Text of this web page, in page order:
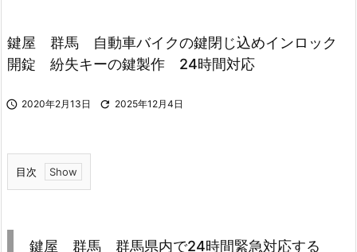
鍵屋 群馬 自動車バイクの鍵閉じ込めインロック
開錠 紛失キーの鍵製作 24時間対応
 2020年2月13日  2025年12月4日
目次
1.
鍵屋 群馬 群馬県内で24時間緊急対応する